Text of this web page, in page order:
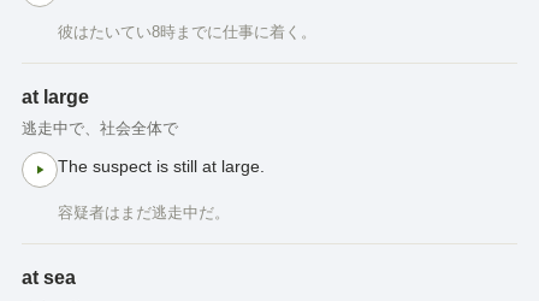
彼はたいてい8時までに仕事に着く。
at large
逃走中で、社会全体で
The suspect is still at large.
容疑者はまだ逃走中だ。
at sea